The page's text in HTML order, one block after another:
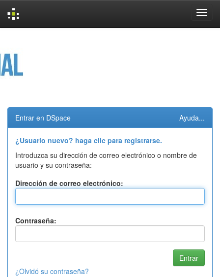
Entrar en DSpace Ayuda...
¿Usuario nuevo? haga clic para registrarse.
Introduzca su dirección de correo electrónico o nombre de
usuario y su contraseña:
Dirección de correo electrónico:
Contraseña:
¿Olvidó su contraseña?